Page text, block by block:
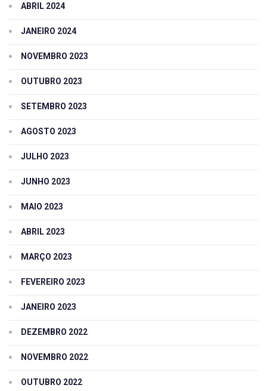
ABRIL 2024
JANEIRO 2024
NOVEMBRO 2023
OUTUBRO 2023
SETEMBRO 2023
AGOSTO 2023
JULHO 2023
JUNHO 2023
MAIO 2023
ABRIL 2023
MARÇO 2023
FEVEREIRO 2023
JANEIRO 2023
DEZEMBRO 2022
NOVEMBRO 2022
OUTUBRO 2022